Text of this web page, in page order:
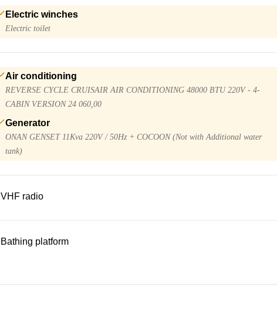
Electric winches
Electric toilet
Air conditioning
REVERSE CYCLE CRUISAIR AIR CONDITIONING 48000 BTU 220V - 4-
CABIN VERSION 24 060,00
Generator
ONAN GENSET 11Kva 220V / 50Hz + COCOON (Not with Additional water
tank)
VHF radio
Bathing platform